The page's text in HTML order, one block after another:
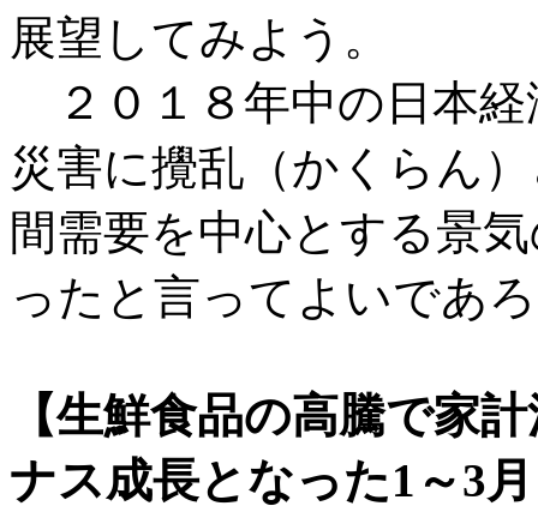
展望してみよう。
２０１８年中の日本経
災害に攪乱（かくらん
間需要を中心とする景
ったと言ってよいであ
【生鮮食品の高騰で家
ナス成長となった1～3